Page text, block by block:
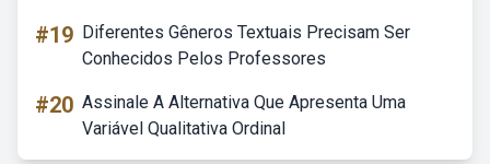
#19 Diferentes Gêneros Textuais Precisam Ser
Conhecidos Pelos Professores
#20 Assinale A Alternativa Que Apresenta Uma
Variável Qualitativa Ordinal